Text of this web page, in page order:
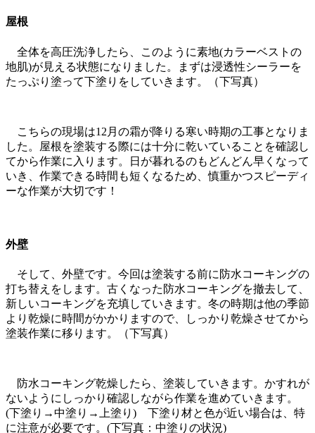
屋根
全体を高圧洗浄したら、このように素地(カラーベストの
地肌)が見える状態になりました。まずは浸透性シーラーを
たっぷり塗って下塗りをしていきます。（下写真）
こちらの現場は12月の霜が降りる寒い時期の工事となりま
した。屋根を塗装する際には十分に乾いていることを確認し
てから作業に入ります。日が暮れるのもどんどん早くなって
いき、作業できる時間も短くなるため、慎重かつスピーディ
ーな作業が大切です！
外壁
そして、外壁です。今回は塗装する前に防水コーキングの
打ち替えをします。古くなった防水コーキングを撤去して、
新しいコーキングを充填していきます。冬の時期は他の季節
より乾燥に時間がかかりますので、しっかり乾燥させてから
塗装作業に移ります。（下写真）
防水コーキング乾燥したら、塗装していきます。かすれが
ないようにしっかり確認しながら作業を進めていきます。
(下塗り→中塗り→上塗り) 下塗り材と色が近い場合は、特
に注意が必要です。(下写真：中塗りの状況)